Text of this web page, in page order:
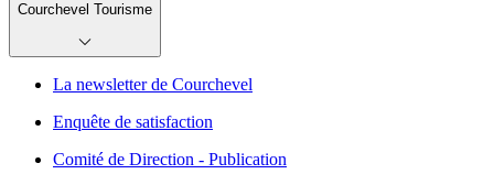
Courchevel Tourisme
La newsletter de Courchevel
Enquête de satisfaction
Comité de Direction - Publication